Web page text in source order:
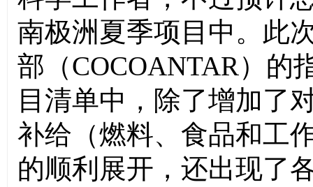
南极洲夏季项目中。此
部（COCOANTAR）的
目清单中，除了增加了
补给（燃料、食品和工
的顺利展开，还出现了